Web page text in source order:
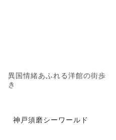
異国情緒あふれる洋館の街歩
き
神戸須磨シーワールド